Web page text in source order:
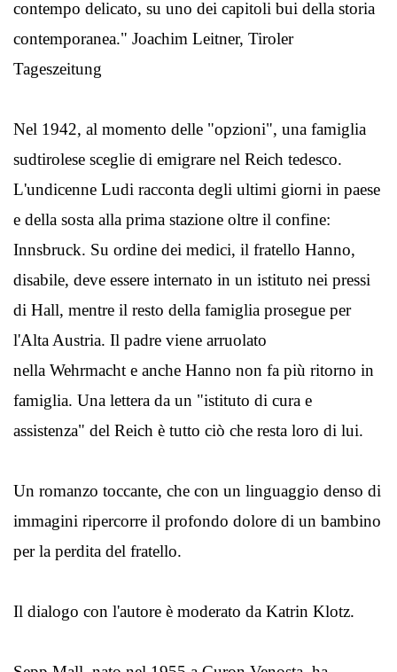
contempo delicato, su uno dei capitoli bui della storia
contemporanea." Joachim Leitner, Tiroler
Tageszeitung
Nel 1942, al momento delle "opzioni", una famiglia
sudtirolese sceglie di emigrare nel Reich tedesco.
L'undicenne Ludi racconta degli ultimi giorni in paese
e della sosta alla prima stazione oltre il confine:
Innsbruck. Su ordine dei medici, il fratello Hanno,
disabile, deve essere internato in un istituto nei pressi
di Hall, mentre il resto della famiglia prosegue per
l'Alta Austria. Il padre viene arruolato
nella Wehrmacht e anche Hanno non fa più ritorno in
famiglia. Una lettera da un "istituto di cura e
assistenza" del Reich è tutto ciò che resta loro di lui.
Un romanzo toccante, che con un linguaggio denso di
immagini ripercorre il profondo dolore di un bambino
per la perdita del fratello.
Il dialogo con l'autore è moderato da Katrin Klotz.